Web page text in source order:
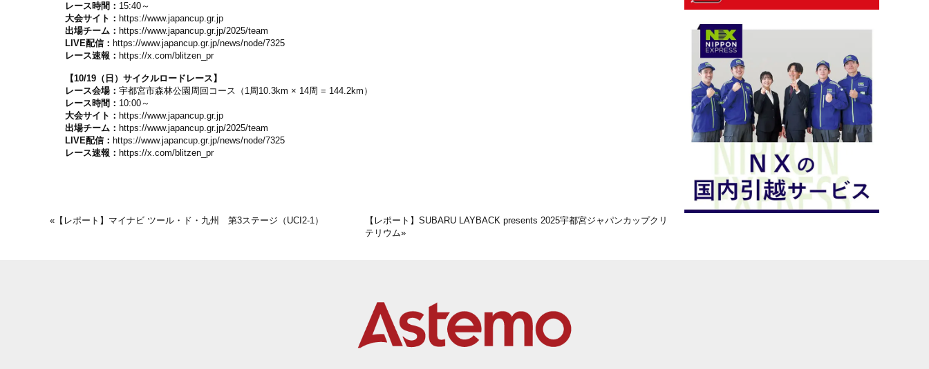
レース時間： 15:40～
大会サイト： https://www.japancup.gr.jp
出場チーム： https://www.japancup.gr.jp/2025/team
LIVE配信： https://www.japancup.gr.jp/news/node/7325
レース速報： https://x.com/blitzen_pr
【10/19（日）サイクルロードレース】
レース会場：宇都宮市森林公園周回コース（1周10.3km × 14周 = 144.2km）
レース時間： 10:00～
大会サイト： https://www.japancup.gr.jp
出場チーム： https://www.japancup.gr.jp/2025/team
LIVE配信： https://www.japancup.gr.jp/news/node/7325
レース速報： https://x.com/blitzen_pr
« 【レポート】マイナビ ツール・ド・九州 第3ステージ（UCI2-1）
【レポート】SUBARU LAYBACK presents 2025宇都宮ジャパンカップクリ
テリウム»